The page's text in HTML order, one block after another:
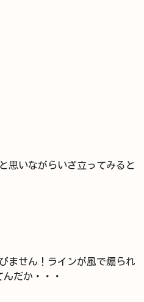
思いながらいざ立ってみると
ません！ラインが風で煽られ
だか・・・